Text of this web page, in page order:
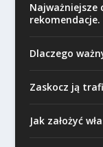
Najważniejsze
rekomendacje.
Dlaczego
Zaskocz ją
Jak założyć